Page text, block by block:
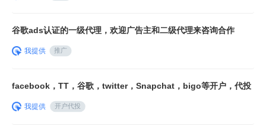
谷歌ads认证的一级代理，欢迎广告主和二级代理来咨询合作
我提供 推广
facebook，TT，谷歌，twitter，Snapchat，bigo等开户，代投
我提供 开户代投